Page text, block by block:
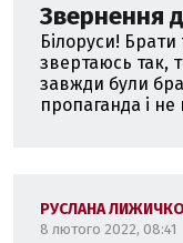
Звернення
Білоруси! Брати
звертаюсь так,
завжди були
пропаганда і не
РУСЛАНА ЛИЖИЧКО
8 лютого 2022, 08:41